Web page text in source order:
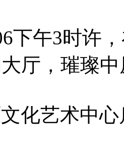
下午3时许
厅，璀璨
化艺术中心